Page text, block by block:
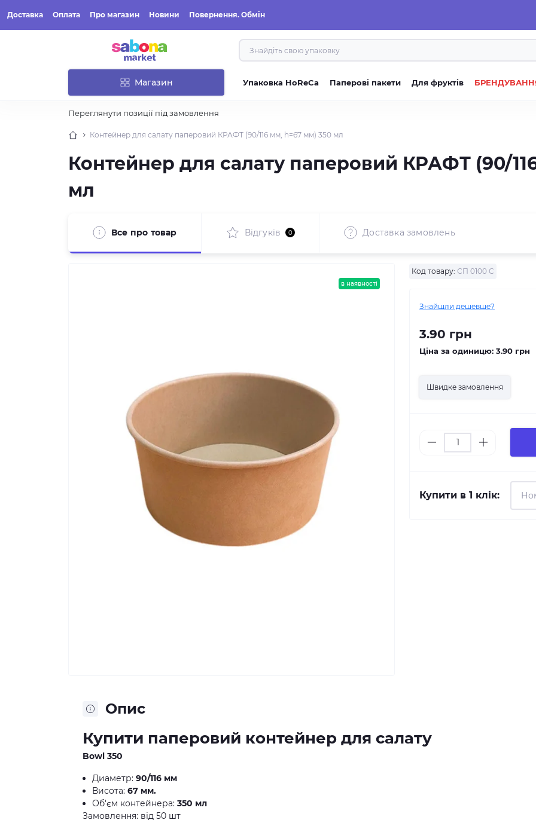
Доставка Оплата Про магазин Новини Повернення. Обмін
Магазин Упаковка HoReCa Паперові пакети Для фруктів
Переглянути позиції під замовлення
Контейнер для салату паперовий КРАФТ (90/116 мм, h=67 мм) 350 мл
Контейнер для салату паперовий КРАФТ (90/
мл
Все про товар Відгуків 0 Доставка замовлень
в наявності
Код товару: СП 0100 C
Знайшли дешевше?
3.90 грн
Ціна за одиницю: 3.90 грн
Швидке замовлення
Купити в 1 клік:
Опис
Купити паперовий контейнер для салату
Bowl 350
Диаметр: 90/116 мм
Висота: 67 мм.
Об'єм контейнера: 350 мл
Замовлення: від 50 шт